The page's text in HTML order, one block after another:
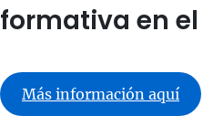
formativa en
Más información aquí